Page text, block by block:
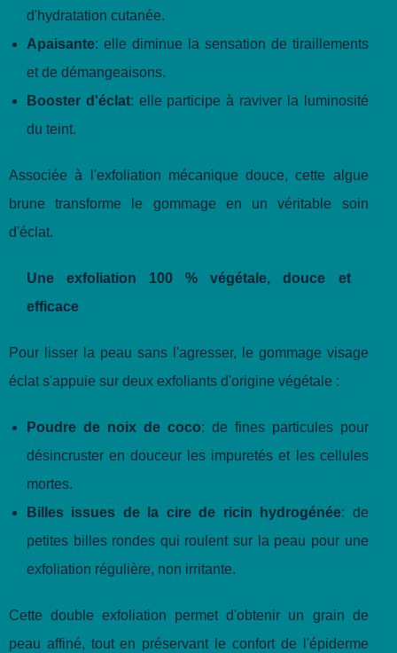
d'hydratation cutanée.
Apaisante: elle diminue la sensation de tiraillements
et de démangeaisons.
Booster d'éclat: elle participe à raviver la luminosité
du teint.
Associée à l'exfoliation mécanique douce, cette algue
brune transforme le gommage en un véritable soin
d'éclat.
Une exfoliation 100 % végétale, douce et
efficace
Pour lisser la peau sans l'agresser, le gommage visage
éclat s'appuie sur deux exfoliants d'origine végétale :
Poudre de noix de coco: de fines particules pour
désincruster en douceur les impuretés et les cellules
mortes.
Billes issues de la cire de ricin hydrogénée: de
petites billes rondes qui roulent sur la peau pour une
exfoliation régulière, non irritante.
Cette double exfoliation permet d'obtenir un grain de
peau affiné, tout en préservant le confort de l'épiderme